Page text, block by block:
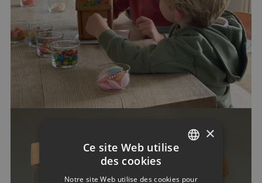
×
Ce site Web utilise
des cookies
Notre site Web utilise des cookies pour